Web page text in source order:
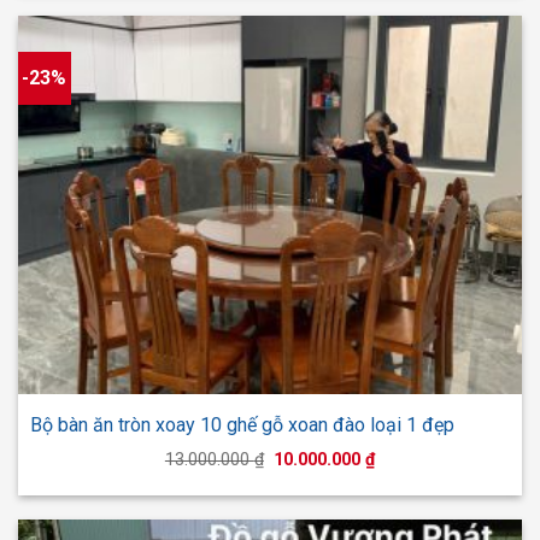
80.000.000 ₫.
-23%
Bộ bàn ăn tròn xoay 10 ghế gỗ xoan đào loại 1 đẹp
13.000.000₫ Giá
là:
10.000.000₫Giá
hiện
tại
10.000.000 ₫.